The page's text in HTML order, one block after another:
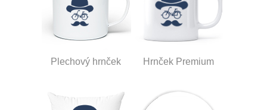
Plechový hrnček Hrnček Premium